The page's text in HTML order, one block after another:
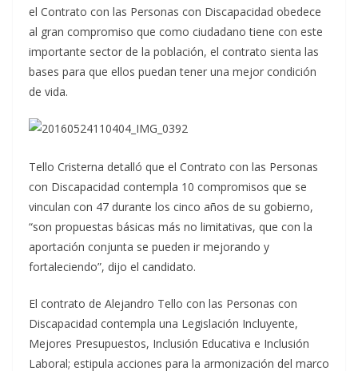
el Contrato con las Personas con Discapacidad obedece
al gran compromiso que como ciudadano tiene con este
importante sector de la población, el contrato sienta las
bases para que ellos puedan tener una mejor condición
de vida.
Tello Cristerna detalló que el Contrato con las Personas
con Discapacidad contempla 10 compromisos que se
vinculan con 47 durante los cinco años de su gobierno,
“son propuestas básicas más no limitativas, que con la
aportación conjunta se pueden ir mejorando y
fortaleciendo”, dijo el candidato.
El contrato de Alejandro Tello con las Personas con
Discapacidad contempla una Legislación Incluyente,
Mejores Presupuestos, Inclusión Educativa e Inclusión
Laboral; estipula acciones para la armonización del marco